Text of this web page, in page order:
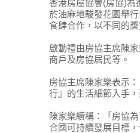
香港房屋協會(房協)為
於油麻地駿發花園舉
食肆合作，以不同的
啟動禮由房協主席陳
商戶及房協居民等。
房協主席陳家樂表示
行』的生活細節入手
陳家樂續稱：「房協
合國可持續發展目標